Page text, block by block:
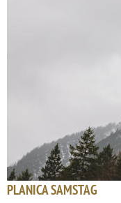
PLANICA SAMSTAG